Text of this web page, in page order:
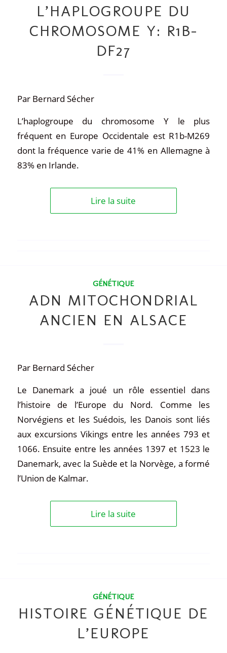
L’HAPLOGROUPE DU
CHROMOSOME Y: R1B-
DF27
Par Bernard Sécher
L’haplogroupe du chromosome Y le plus
fréquent en Europe Occidentale est R1b-M269
dont la fréquence varie de 41% en Allemagne à
83% en Irlande.
Lire la suite
GÉNÉTIQUE
ADN MITOCHONDRIAL
ANCIEN EN ALSACE
Par Bernard Sécher
Le Danemark a joué un rôle essentiel dans
l’histoire de l’Europe du Nord. Comme les
Norvégiens et les Suédois, les Danois sont liés
aux excursions Vikings entre les années 793 et
1066. Ensuite entre les années 1397 et 1523 le
Danemark, avec la Suède et la Norvège, a formé
l’Union de Kalmar.
Lire la suite
GÉNÉTIQUE
HISTOIRE GÉNÉTIQUE DE
L’EUROPE